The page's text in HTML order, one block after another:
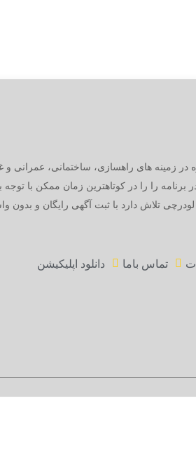
زمینه های راهسازی، ساختمانی، عمرانی و
را را در کوتاهترین زمان ممکن با
تلاش دارد با ثبت آگهی رایگان و بدون
تماس باما دانلود اپلیکیشن